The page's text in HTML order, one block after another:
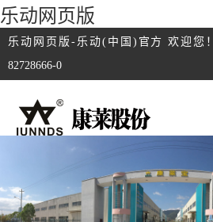
乐动网页版
乐动网页版-乐动(中国)官方 欢迎您
82728666-0